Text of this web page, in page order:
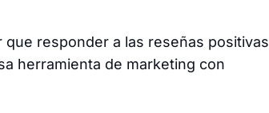
responder a las reseñas positivas
herramienta de marketing con